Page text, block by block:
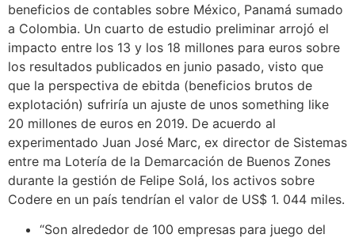
beneficios de contables sobre México, Panamá sumado
a Colombia. Un cuarto de estudio preliminar arrojó el
impacto entre los 13 y los 18 millones para euros sobre
los resultados publicados en junio pasado, visto que
que la perspectiva de ebitda (beneficios brutos de
explotación) sufriría un ajuste de unos something like
20 millones de euros en 2019. De acuerdo al
experimentado Juan José Marc, ex director de Sistemas
entre ma Lotería de la Demarcación de Buenos Zones
durante la gestión de Felipe Solá, los activos sobre
Codere en un país tendrían el valor de US$ 1. 044 miles.
“Son alrededor de 100 empresas para juego del